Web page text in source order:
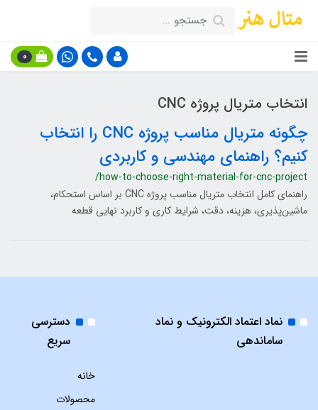
0
انتخاب متریال پروژه CNC
چگونه متریال مناسب پروژه CNC را انتخاب
کنیم؟ راهنمای مهندسی و کاربردی
/how-to-choose-right-material-for-cnc-project
راهنمای کامل انتخاب متریال مناسب پروژه CNC بر اساس استحکام،
ماشین‌پذیری، هزینه، دقت، شرایط کاری و کاربرد نهایی قطعه
نماد اعتماد الکترونیک و نماد
ساماندهی
دسترسی
سریع
خانه
محصولات